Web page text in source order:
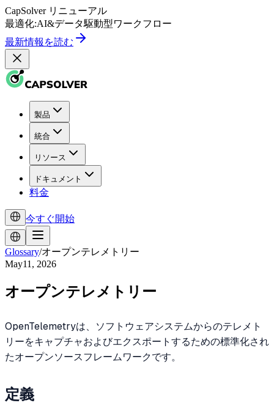
CapSolver リニューアル
最適化:AI&データ駆動型ワークフロー
最新情報を読む
製品
統合
リソース
ドキュメント
料金
今すぐ開始
Glossary/オープンテレメトリー
May11, 2026
オープンテレメトリー
OpenTelemetryは、ソフトウェアシステムからのテレメト
リーをキャプチャおよびエクスポートするための標準化され
たオープンソースフレームワークです。
定義